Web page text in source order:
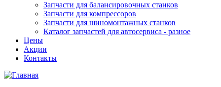
Запчасти для балансировочных станков
Запчасти для компрессоров
Запчасти для шиномонтажных станков
Каталог запчастей для автосервиса - разное
Цены
Акции
Контакты